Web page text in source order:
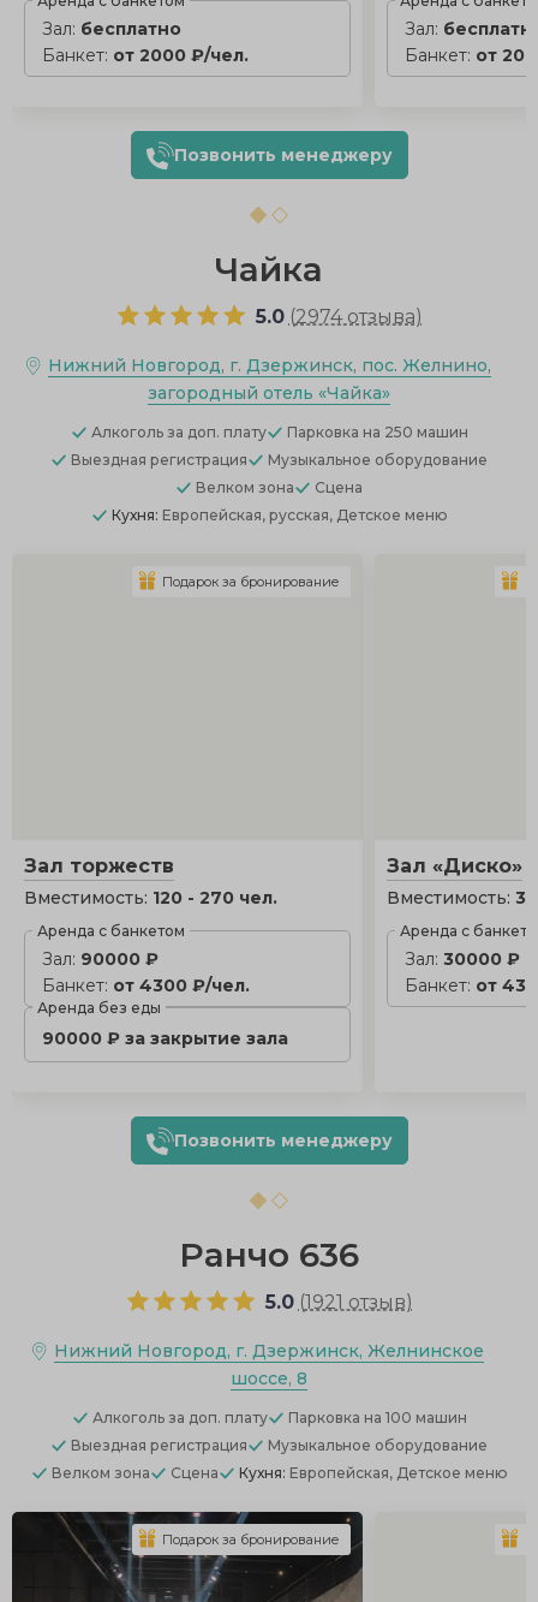
Зал: бесплатно
Банкет: от 2000 ₽/чел.
Зал:
Банкет: от
Позвонить менеджеру
Чайка
5.0 (2974 отзыва)
Нижний Новгород, г. Дзержинск, пос. Желнино,
загородный отель «Чайка»
Алкоголь за доп. плату Парковка на 250 машин
Выездная регистрация
Музыкальное оборудование
Велком зона
Сцена
Кухня: Европейская, русская, Детское меню
Зал торжеств
Вместимость: 120 - 270 чел.
Аренда с банкетом
Зал: 90000 ₽
Банкет: от 4300 ₽/чел.
Аренда без еды
90000 ₽ за закрытие зала
Подарок за бронирование
Зал «Диско»
Вместимость:
Аренда с
Зал:30000 ₽
Банкет: от
Позвонить менеджеру
Ранчо 636
5.0 (1921 отзыв)
Нижний Новгород, г. Дзержинск, Желнинское
шоссе, 8
Алкоголь за доп. плату Парковка на 100 машин
Выездная регистрация
Музыкальное оборудование
Велком зона
Сцена Кухня: Европейская, Детское меню
Подарок за бронирование